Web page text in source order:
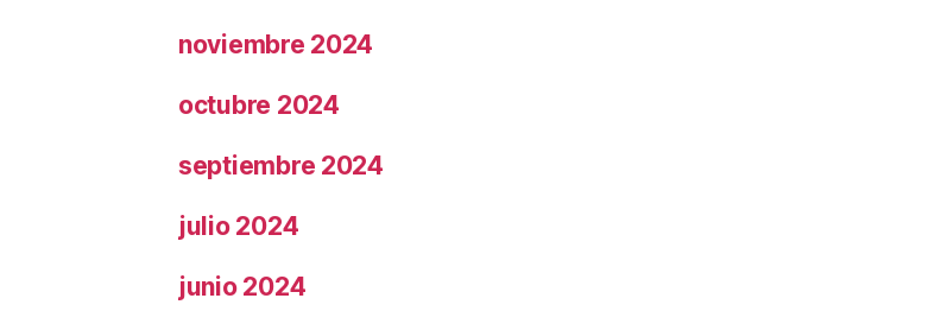
noviembre 2024
octubre 2024
septiembre 2024
julio 2024
junio 2024